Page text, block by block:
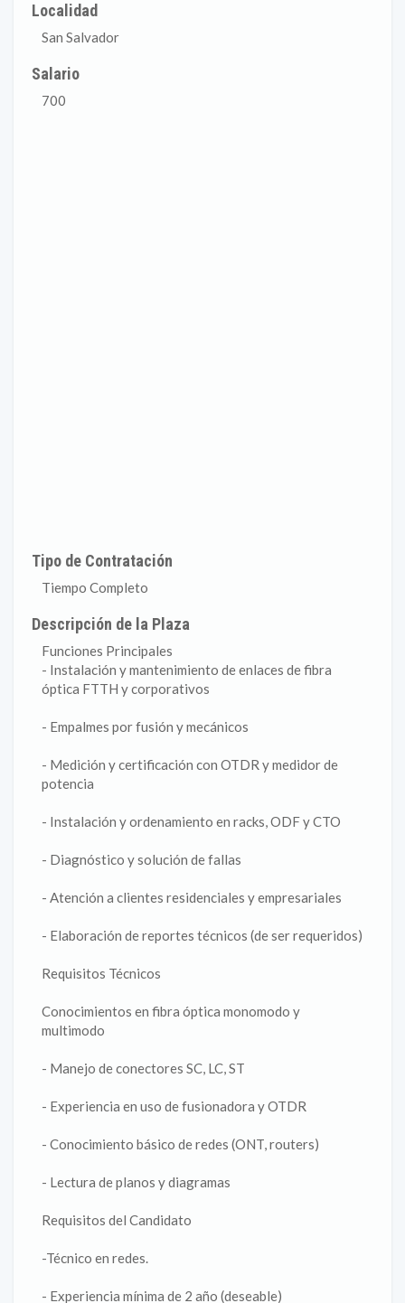
Localidad
San Salvador
Salario
700
Tipo de Contratación
Tiempo Completo
Descripción de la Plaza
Funciones Principales
- Instalación y mantenimiento de enlaces de fibra
óptica FTTH y corporativos
- Empalmes por fusión y mecánicos
- Medición y certificación con OTDR y medidor de
potencia
- Instalación y ordenamiento en racks, ODF y CTO
- Diagnóstico y solución de fallas
- Atención a clientes residenciales y empresariales
- Elaboración de reportes técnicos (de ser requeridos)
Requisitos Técnicos
Conocimientos en fibra óptica monomodo y
multimodo
- Manejo de conectores SC, LC, ST
- Experiencia en uso de fusionadora y OTDR
- Conocimiento básico de redes (ONT, routers)
- Lectura de planos y diagramas
Requisitos del Candidato
-Técnico en redes.
- Experiencia mínima de 2 año (deseable)